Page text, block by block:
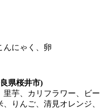
んにゃく、卵
県桜井市)
芋、カリフラワー、ビー
りんご、清見オレンジ、